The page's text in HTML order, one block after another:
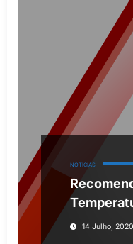
NOTÍCIAS
14 Julho, 2020